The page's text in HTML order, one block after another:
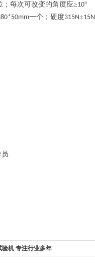
每次可改变的角度应≥10°
一个；硬度315N±15N
机 专注行业多年